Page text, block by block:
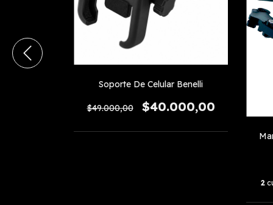
Soporte De Celular Benelli
$49.000,00 $40.000,00
2